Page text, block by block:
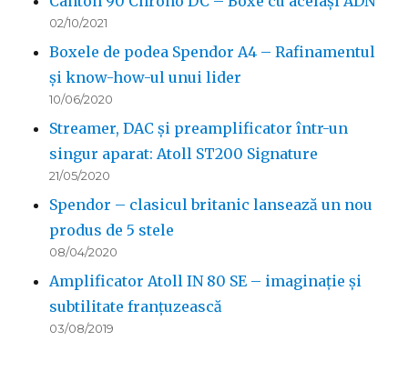
02/10/2021
Boxele de podea Spendor A4 – Rafinamentul
și know-how-ul unui lider
10/06/2020
Streamer, DAC și preamplificator într-un
singur aparat: Atoll ST200 Signature
21/05/2020
Spendor – clasicul britanic lansează un nou
produs de 5 stele
08/04/2020
Amplificator Atoll IN 80 SE – imaginație și
subtilitate franțuzească
03/08/2019